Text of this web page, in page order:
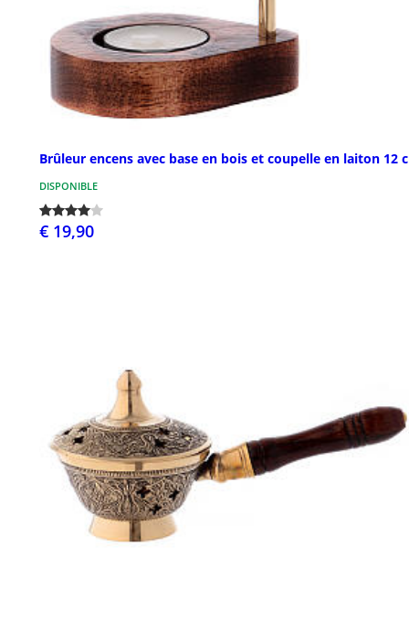
Brûleur encens avec base en bois et coupelle en laiton 12
DISPONIBLE
€ 19,90